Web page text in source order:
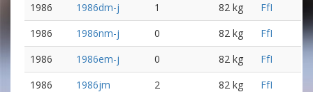
1986
1986dm-j 1 82 kg
FfI
1986
1986nm-j 0 82 kg
FfI
1986
1986em-j 0 82 kg
FfI
1986
1986jm 2 82 kg
FfI